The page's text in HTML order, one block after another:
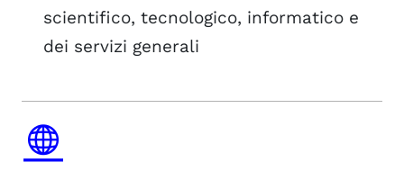
scientifico, tecnologico, informatico e
dei servizi generali